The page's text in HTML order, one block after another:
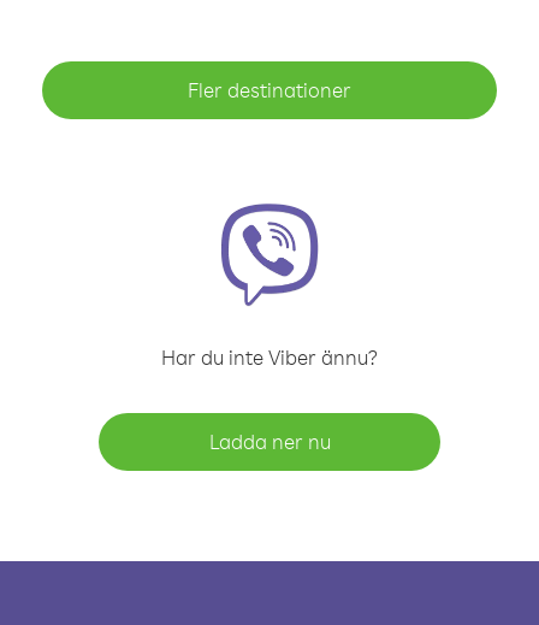
Fler destinationer
Har du inte Viber ännu?
Ladda ner nu